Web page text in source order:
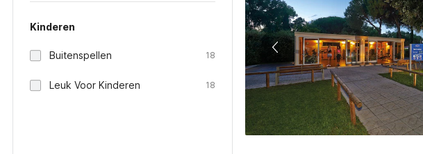
Kinderen
Buitenspellen 18
Leuk Voor Kinderen 18